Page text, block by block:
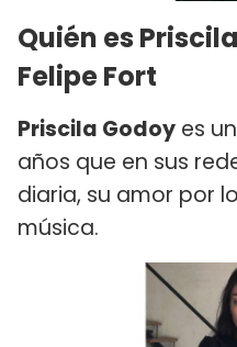
Quién es
Felipe Fort
Priscila Godoy es
años que en sus
diaria, su amor por
música.